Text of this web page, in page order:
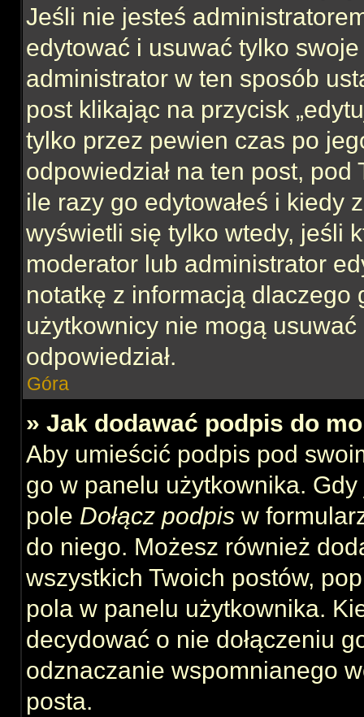
Jeśli nie jesteś
edytować i usuwać tylko
administrator w ten sposób
post klikając na przycisk
tylko przez pewien czas po
odpowiedział na ten post,
ile razy go edytowałeś i kiedy
wyświetli się tylko wtedy, jeśli
moderator lub administrator
notatkę z informacją
użytkownicy nie mogą
odpowiedział.
Góra
» Jak dodawać podpis do
Aby umieścić podpis pod
go w panelu użytkownika.
pole Dołącz podpis w
do niego. Możesz również
wszystkich Twoich postów,
pola w panelu użytkownika.
decydować o nie dołączeniu
odznaczanie wspomnianego
posta.